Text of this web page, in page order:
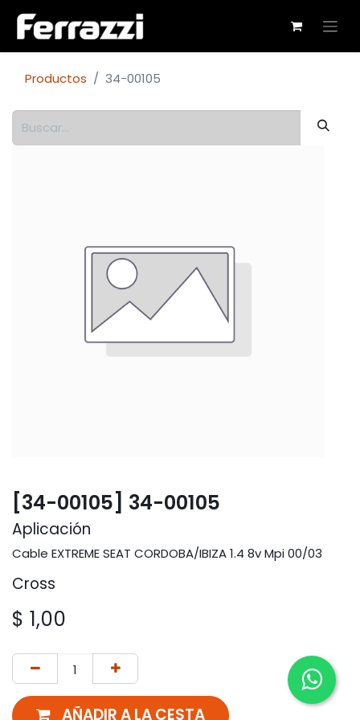
Productos 34-00105
[34-00105] 34-00105
Aplicación
Cable EXTREME SEAT CORDOBA/IBIZA 1.4 8v Mpi 00/03
Cross
$ 1,00
AÑADIR A LA CESTA